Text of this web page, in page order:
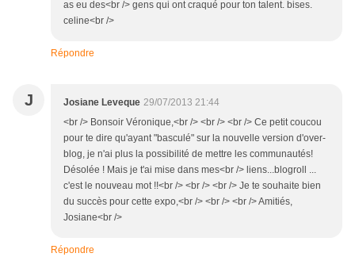
as eu des<br /> gens qui ont craqué pour ton talent. bises.
celine<br />
Répondre
J Josiane Leveque 29/07/2013 21:44
<br /> Bonsoir Véronique,<br /> <br /> <br /> Ce petit coucou
pour te dire qu'ayant "basculé" sur la nouvelle version d'over-
blog, je n'ai plus la possibilité de mettre les communautés!
Désolée ! Mais je t'ai mise dans mes<br /> liens...blogroll ...
c'est le nouveau mot !!<br /> <br /> <br /> Je te souhaite bien
du succès pour cette expo,<br /> <br /> <br /> Amitiés,
Josiane<br />
Répondre